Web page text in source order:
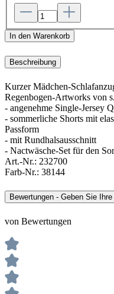
In den Warenkorb
Beschreibung
Kurzer Mädchen-
Regenbogen-Artworks von
- angenehme Single-Jersey
- sommerliche Shorts mit
Passform
- mit Rundhalsausschnitt
- Nactwäsche-Set für den
Art.-Nr.: 232700
Farb-Nr.: 38144
Bewertungen - Geben Sie
von Bewertungen